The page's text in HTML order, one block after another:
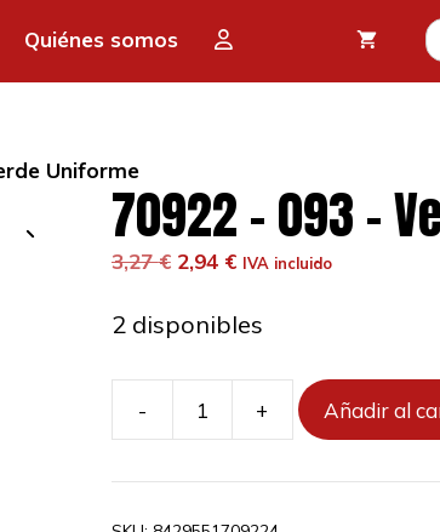
Quiénes somos
Uniforme
70922 – 093 –
3,27€ El
original
3,27 €.
2,94 €El
actual
2,94 €.
IVA incluido
2 disponibles
-
70922
093
+ Añadir al